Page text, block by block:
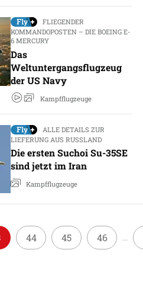
FLIEGENDER
KOMMANDOPOSTEN – DIE BOEING E-
6 MERCURY
Das
Weltuntergangsflugzeug
der US Navy
Kampfflugzeuge
ALLE DETAILS ZUR
LIEFERUNG AUS RUSSLAND
Die ersten Suchoi Su-35SE
sind jetzt im Iran
Kampfflugzeuge
44 45 46 ...